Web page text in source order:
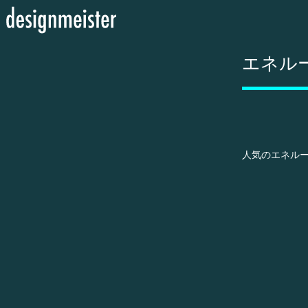
エネル
人気のエネル